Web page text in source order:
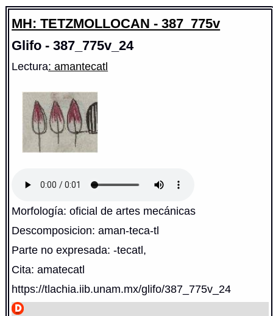
MH: TETZMOLLOCAN - 387_775v
Glifo - 387_775v_24
Lectura: amantecatl
Morfología: oficial de artes mecánicas
Descomposicion: aman-teca-tl
Parte no expresada: -tecatl,
Cita: amatecatl
https://tlachia.iib.unam.mx/glifo/387_775v_24